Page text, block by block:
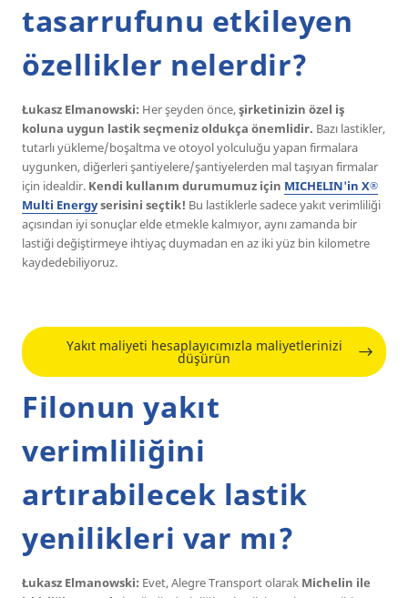
tasarrufunu etkileyen
özellikler nelerdir?
Łukasz Elmanowski: Her şeyden önce,şirketinizin özel iş
koluna uygun lastik seçmeniz oldukça önemlidir. Bazı lastikler,
tutarlı yükleme/boşaltma ve otoyol yolculuğu yapan firmalara
uygunken, diğerleri şantiyelere/şantiyelerden mal taşıyan firmalar
için idealdir. Kendi kullanım durumumuz için MICHELIN'in X®
Multi Energyserisini seçtik! Bu lastiklerle sadece yakıt verimliliği
açısından iyi sonuçlar elde etmekle kalmıyor, aynı zamanda bir
lastiği değiştirmeye ihtiyaç duymadan en az iki yüz bin kilometre
kaydedebiliyoruz.
Yakıt maliyeti hesaplayıcımızla maliyetlerinizi
düşürün
Filonun yakıt
verimliliğini
artırabilecek lastik
yenilikleri var mı?
Łukasz Elmanowski: Evet, Alegre Transport olarak Michelin ile